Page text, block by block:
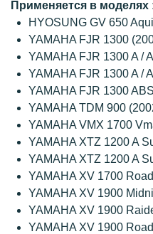
Применяется в моделях
HYOSUNG GV 650
YAMAHA FJR 1300
YAMAHA FJR 1300 A /
YAMAHA FJR 1300 A /
YAMAHA FJR 1300
YAMAHA TDM 900
YAMAHA VMX 1700
YAMAHA XTZ 1200 A
YAMAHA XTZ 1200 A
YAMAHA XV 1700
YAMAHA XV 1900
YAMAHA XV 1900
YAMAHA XV 1900